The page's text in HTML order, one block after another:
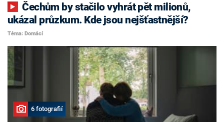
Čechům by stačilo vyhrát pět milionů,
ukázal průzkum. Kde jsou nejšťastnější?
Téma: Domácí
6 fotografií